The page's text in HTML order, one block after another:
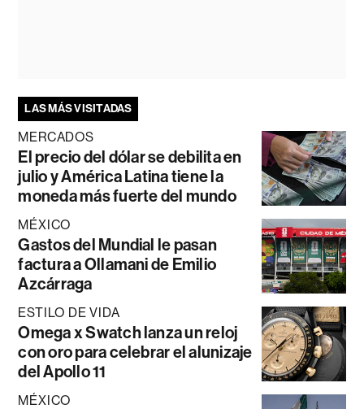
LAS MÁS VISITADAS
MERCADOS
El precio del dólar se debilita en
julio y América Latina tiene la
moneda más fuerte del mundo
MÉXICO
Gastos del Mundial le pasan
factura a Ollamani de Emilio
Azcárraga
ESTILO DE VIDA
Omega x Swatch lanza un reloj
con oro para celebrar el alunizaje
del Apollo 11
MÉXICO